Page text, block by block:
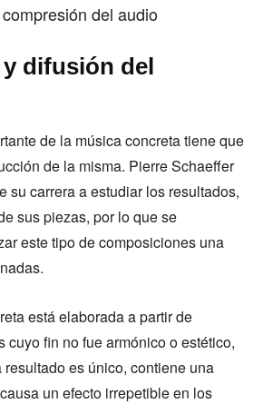
del audio
difusión del
de la música concreta tiene que
de la misma. Pierre Schaeffer
su carrera a estudiar los resultados,
sus piezas, por lo que se
este tipo de composiciones una
está elaborada a partir de
cuyo fin no fue armónico o estético,
es único, contiene una
un efecto irrepetible en los